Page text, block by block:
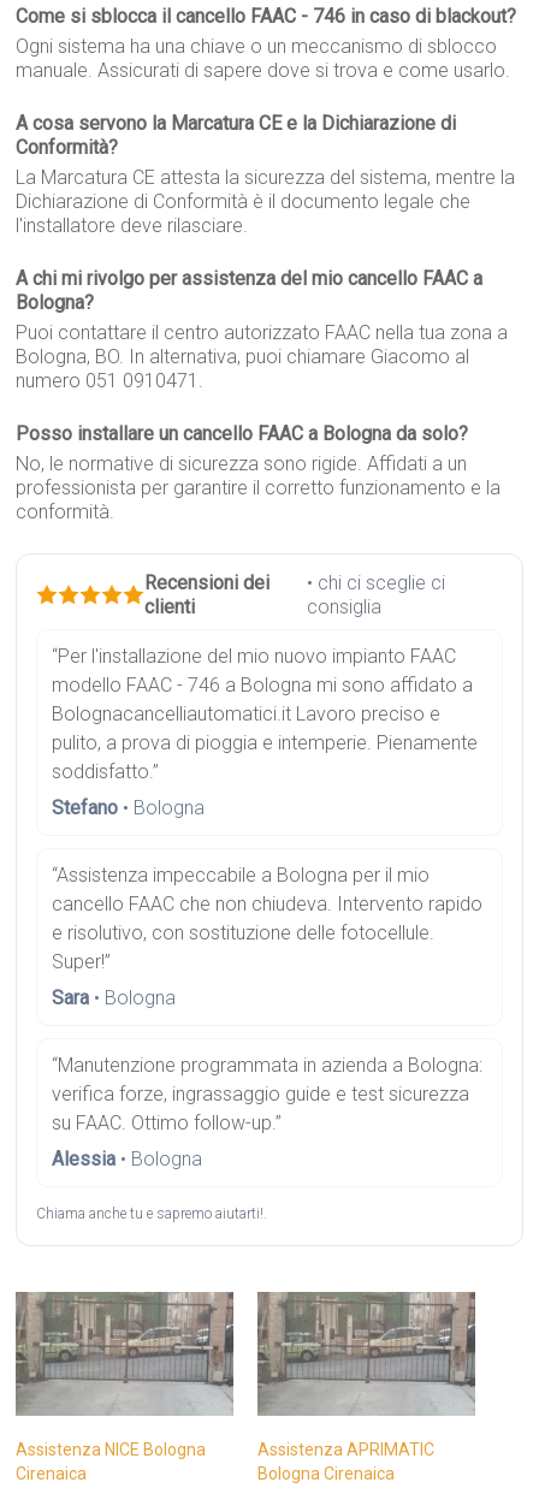
Come si sblocca il cancello FAAC - 746 in caso di blackout?
Ogni sistema ha una chiave o un meccanismo di sblocco
manuale. Assicurati di sapere dove si trova e come usarlo.
A cosa servono la Marcatura CE e la Dichiarazione di
Conformità?
La Marcatura CE attesta la sicurezza del sistema, mentre la
Dichiarazione di Conformità è il documento legale che
l'installatore deve rilasciare.
A chi mi rivolgo per assistenza del mio cancello FAAC a
Bologna?
Puoi contattare il centro autorizzato FAAC nella tua zona a
Bologna, BO. In alternativa, puoi chiamare Giacomo al
numero 051 0910471.
Posso installare un cancello FAAC a Bologna da solo?
No, le normative di sicurezza sono rigide. Affidati a un
professionista per garantire il corretto funzionamento e la
conformità.
Recensioni dei
clienti
• chi ci sceglie ci
consiglia
“Per l'installazione del mio nuovo impianto FAAC
modello FAAC - 746 a Bologna mi sono affidato a
Bolognacancelliautomatici.it Lavoro preciso e
pulito, a prova di pioggia e intemperie. Pienamente
soddisfatto.”
Stefano • Bologna
“Assistenza impeccabile a Bologna per il mio
cancello FAAC che non chiudeva. Intervento rapido
e risolutivo, con sostituzione delle fotocellule.
Super!”
Sara • Bologna
“Manutenzione programmata in azienda a Bologna:
verifica forze, ingrassaggio guide e test sicurezza
su FAAC. Ottimo follow-up.”
Alessia • Bologna
Chiama anche tu e sapremo aiutarti!.
Assistenza NICE Bologna
Cirenaica
Assistenza APRIMATIC
Bologna Cirenaica